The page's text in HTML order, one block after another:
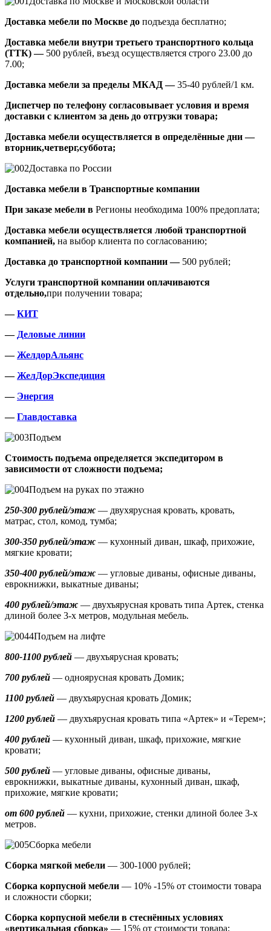
Доставка мебели по Москве до подъезда бесплатно;
Доставка мебели внутри третьего транспортного кольца
(ТТК) —500 рублей, въезд осуществляется строго 23.00 до
7.00;
Доставка мебели за пределы МКАД —35-40 рублей/1 км.
Диспетчер по телефону согласовывает условия и время
доставки с клиентом за день до отгрузки товара;
Доставка мебели осуществляется в определённые дни —
вторник,четверг,суббота;
Доставка по России
Доставка мебели в Транспортные компании
При заказе мебели в Регионы необходима 100% предоплата;
Доставка мебели осуществляется любой транспортной
компанией, на выбор клиента по согласованию;
Доставка до транспортной компании —500 рублей;
Услуги транспортной компании оплачиваются
отдельно,при получении товара;
—КИТ
— Деловые линии
—ЖелдорАльянс
—ЖелДорЭкспедиция
— Энергия
—Главдоставка
Подъем
Стоимость подъема определяется экспедитором в
зависимости от сложности подъема;
Подъем на руках по этажно
250-300 рублей/этаж — двухярусная кровать, кровать,
матрас, стол, комод, тумба;
300-350 рублей/этаж — кухонный диван, шкаф, прихожие,
мягкие кровати;
350-400 рублей/этаж — угловые диваны, офисные диваны,
еврокнижки, выкатные диваны;
400 рублей/этаж — двухъярусная кровать типа Артек, стенка
длиной более 3-х метров, модульная мебель.
Подъем на лифте
800-1100 рублей — двухъярусная кровать;
700 рублей — одноярусная кровать Домик;
1100 рублей — двухъярусная кровать Домик;
1200 рублей — двухъярусная кровать типа «Артек» и «Терем»;
400 рублей — кухонный диван, шкаф, прихожие, мягкие
кровати;
500 рублей — угловые диваны, офисные диваны,
еврокнижки, выкатные диваны, кухонный диван, шкаф,
прихожие, мягкие кровати;
от 600 рублей — кухни, прихожие, стенки длиной более 3-х
метров.
Сборка мебели
Сборка мягкой мебели — 300-1000 рублей;
Сборка корпусной мебели — 10% -15% от стоимости товара
и сложности сборки;
Сборка корпусной мебели в стеснённых условиях
«вертикальная сборка» — 15% от стоимости товара;